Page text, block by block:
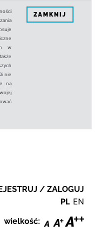
w
nie
na
ZAMKNIJ
/ ZALOGUJ
PL EN
wielkość: